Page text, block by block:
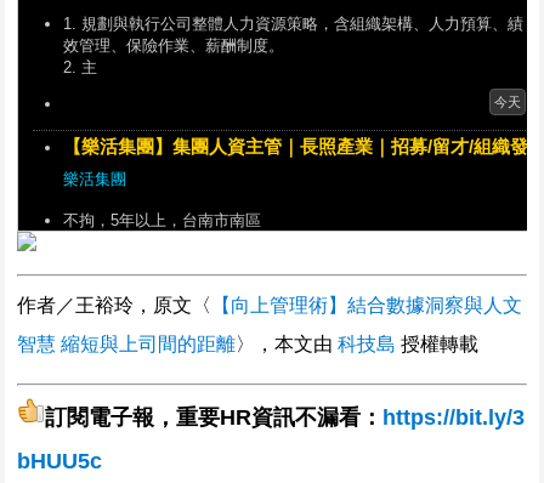
1. 規劃與執行公司整體人力資源策略，含組織架構、人力預算、績
效管理、保險作業、薪酬制度。
2. 主
今天
【樂活集團】集團人資主管｜長照產業｜招募/留才/組織發
樂活集團
不拘，5年以上，台南市南區
請具備人資主管／HRBP經驗之專業人才加入
今天
人資主管 宜興預拌混凝土股份有限公司
及後續人事聯繫
作者／王裕玲，原文〈
【向上管理術】結合數據洞察與人文
智慧 縮短與上司間的距離〉，本文由科技島 授權轉載
訂閱電子報，重要HR資訊不漏看： https://bit.ly/3
bHUU5c